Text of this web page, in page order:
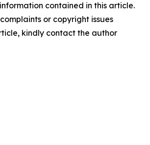
contained in this article.
or copyright issues
kindly contact the author